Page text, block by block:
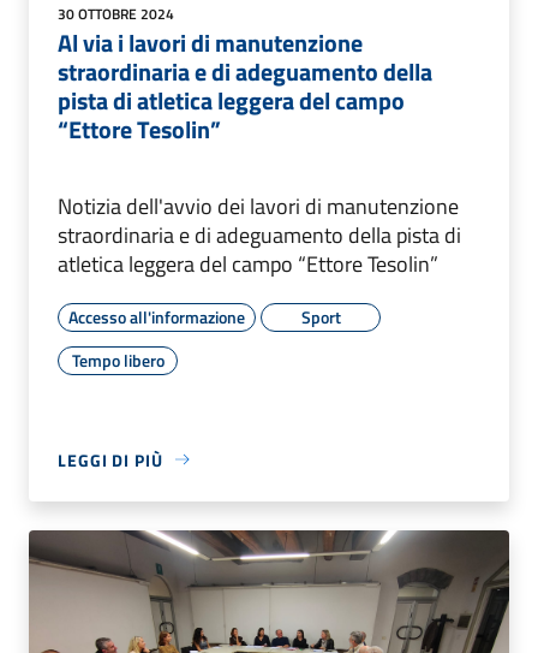
30 OTTOBRE 2024
Al via i lavori di manutenzione
straordinaria e di adeguamento della
pista di atletica leggera del campo
“Ettore Tesolin”
Notizia dell'avvio dei lavori di manutenzione
straordinaria e di adeguamento della pista di
atletica leggera del campo “Ettore Tesolin”
Accesso all'informazione
Sport
Tempo libero
LEGGI DI PIÙ